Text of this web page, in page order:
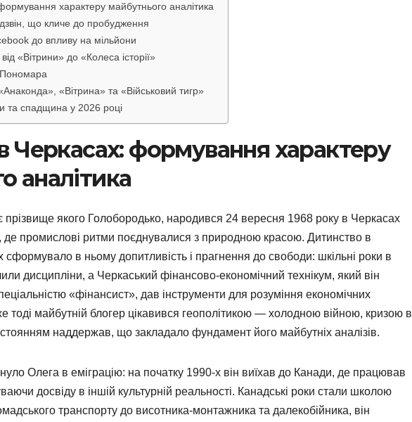
характеру майбутнього аналітика
що кличе до пробудження
до впливу на мільйони
«Вітрини» до «Колеса історії»
Пономара
«Вітрина» та «Військовий тигр»
та спадщина у 2026 році
Черкасах: формування характеру
аналітика
якого Голобородько, народився 24 вересня 1968 року в Черкасах
де промислові ритми поєднувалися з природною красою. Дитинство в
сформувало в ньому допитливість і прагнення до свободи: шкільні роки в
дисципліни, а Черкаський фінансово-економічний технікум, який він
«фінансист», дав інструменти для розуміння економічних
тоді майбутній блогер цікавився геополітикою — холодною війною, кризою в
наддержав, що закладало фундамент його майбутніх аналізів.
Олега в еміграцію: на початку 1990-х він виїхав до Канади, де працював
досвіду в іншій культурній реальності. Канадські роки стали школою
транспорту до висотника-монтажника та далекобійника, він